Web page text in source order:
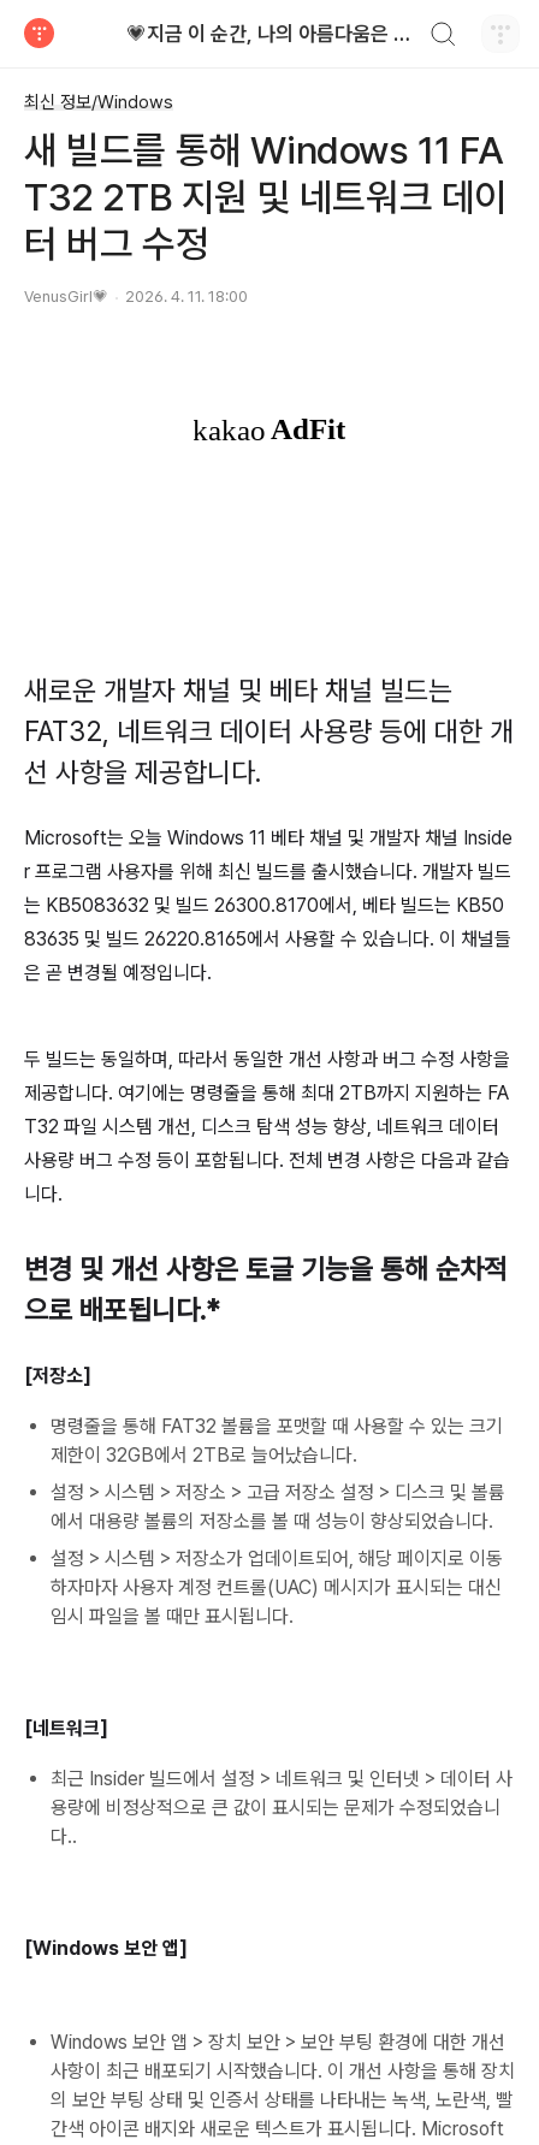
💗지금 이 순간, 나의 아름다움은 가장 빛난다!
최신 정보/Windows
새 빌드를 통해 Windows 11 FA
T32 2TB 지원 및 네트워크 데이
터 버그 수정
VenusGirl💗 2026. 4. 11. 18:00
새로운 개발자 채널 및 베타 채널 빌드는
FAT32, 네트워크 데이터 사용량 등에 대한 개
선 사항을 제공합니다.
Microsoft는 오늘 Windows 11 베타 채널 및 개발자 채널 Inside
r 프로그램 사용자를 위해 최신 빌드를 출시했습니다. 개발자 빌드
는 KB5083632 및 빌드 26300.8170에서, 베타 빌드는 KB50
83635 및 빌드 26220.8165에서 사용할 수 있습니다. 이 채널들
은 곧 변경될 예정입니다.
두 빌드는 동일하며, 따라서 동일한 개선 사항과 버그 수정 사항을
제공합니다. 여기에는 명령줄을 통해 최대 2TB까지 지원하는 FA
T32 파일 시스템 개선, 디스크 탐색 성능 향상, 네트워크 데이터
사용량 버그 수정 등이 포함됩니다. 전체 변경 사항은 다음과 같습
니다.
변경 및 개선 사항은 토글 기능을 통해 순차적
으로 배포됩니다.*
[저장소]
명령줄을 통해 FAT32 볼륨을 포맷할 때 사용할 수 있는 크기
제한이 32GB에서 2TB로 늘어났습니다.
설정 > 시스템 > 저장소 > 고급 저장소 설정 > 디스크 및 볼륨
에서 대용량 볼륨의 저장소를 볼 때 성능이 향상되었습니다.
설정 > 시스템 > 저장소가 업데이트되어, 해당 페이지로 이동
하자마자 사용자 계정 컨트롤(UAC) 메시지가 표시되는 대신
임시 파일을 볼 때만 표시됩니다.
[네트워크]
최근 Insider 빌드에서 설정 > 네트워크 및 인터넷 > 데이터 사
용량에 비정상적으로 큰 값이 표시되는 문제가 수정되었습니
다..
[Windows 보안 앱]
Windows 보안 앱 > 장치 보안 > 보안 부팅 환경에 대한 개선
사항이 최근 배포되기 시작했습니다. 이 개선 사항을 통해 장치
의 보안 부팅 상태 및 인증서 상태를 나타내는 녹색, 노란색, 빨
간색 아이콘 배지와 새로운 텍스트가 표시됩니다. Microsoft